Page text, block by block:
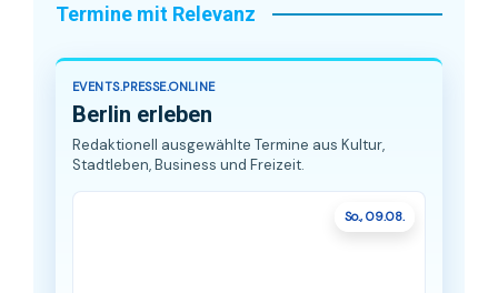
Termine mit Relevanz
EVENTS.PRESSE.ONLINE
Berlin erleben
Redaktionell ausgewählte Termine aus Kultur,
Stadtleben, Business und Freizeit.
So., 09.08.